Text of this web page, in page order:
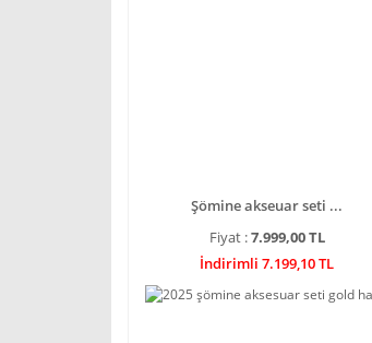
Şömine akseuar seti ...
Fiyat :7.999,00 TL
İndirimli 7.199,10 TL